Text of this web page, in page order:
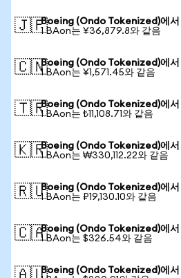
🇯🇵Boeing (Ondo Tokenized)에서
1 BAon는 ¥36,879.8와 같음
🇨🇳Boeing (Ondo Tokenized)에서
1 BAon는 ¥1,571.45와 같음
🇹🇷Boeing (Ondo Tokenized)에서
1 BAon는 ₺11,108.71와 같음
🇰🇷Boeing (Ondo Tokenized)에서
1 BAon는 ₩330,112.22와 같음
🇷🇺Boeing (Ondo Tokenized)에서
1 BAon는 ₽19,130.10와 같음
🇨🇦Boeing (Ondo Tokenized)에서
1 BAon는 $326.54와 같음
Boeing (Ondo Tokenized)에서